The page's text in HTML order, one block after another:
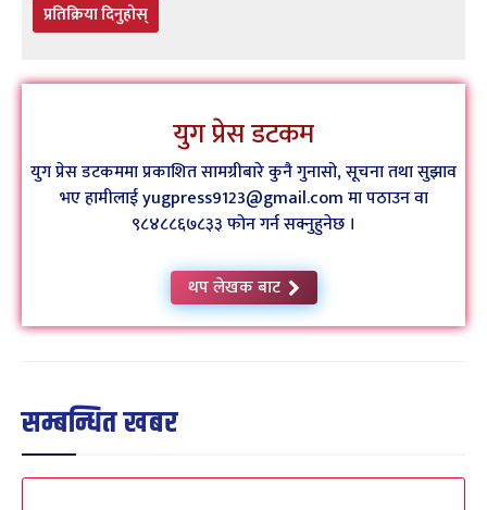
प्रतिक्रिया दिनुहोस्
युग प्रेस डटकम
युग प्रेस डटकममा प्रकाशित सामग्रीबारे कुनै गुनासो, सूचना तथा सुझाव
भए हामीलाई yugpress9123@gmail.com मा पठाउन वा
९८४८८६७८३३ फोन गर्न सक्नुहुनेछ ।
थप लेखक बाट
सम्बन्धित खबर